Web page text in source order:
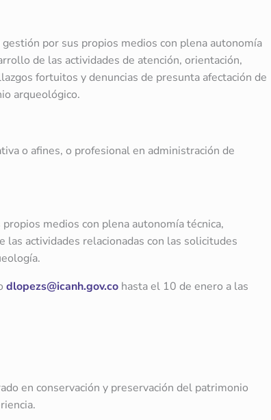
por sus propios medios con plena autonomía
de las actividades de atención, orientación,
fortuitos y denuncias de presunta afectación de
arqueológico.
o afines, o profesional en administración de
medios con plena autonomía técnica,
actividades relacionadas con las solicitudes
dlopezs@icanh.gov.co hasta el 10 de enero a las
en conservación y preservación del patrimonio